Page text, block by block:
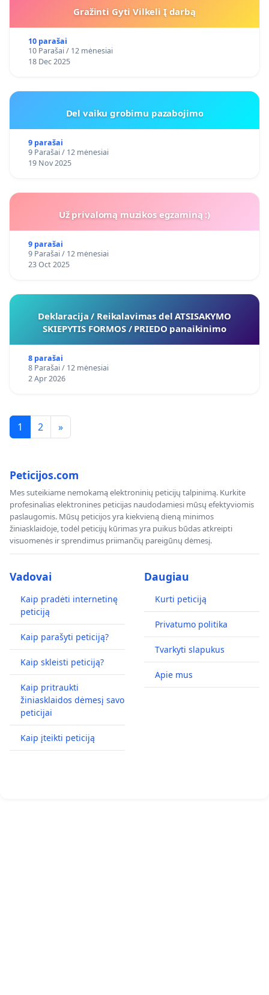
Gražinti Gyti Vilkeli Į darbą
10 parašai
10 Parašai / 12 mėnesiai
18 Dec 2025
Del vaiku grobimu pazabojimo
9 parašai
9 Parašai / 12 mėnesiai
19 Nov 2025
Už privalomą muzikos egzaminą :)
9 parašai
9 Parašai / 12 mėnesiai
23 Oct 2025
Deklaracija / Reikalavimas del ATSISAKYMO
SKIEPYTIS FORMOS / PRIEDO panaikinimo
8 parašai
8 Parašai / 12 mėnesiai
2 Apr 2026
1 2 »
Peticijos.com
Mes suteikiame nemokamą elektroninių peticijų talpinimą. Kurkite
profesinalias elektronines peticijas naudodamiesi mūsų efektyviomis
paslaugomis. Mūsų peticijos yra kiekvieną dieną minimos
žiniasklaidoje, todėl peticijų kūrimas yra puikus būdas atkreipti
visuomenės ir sprendimus priimančių pareigūnų dėmesį.
Vadovai
Kaip pradėti internetinę
peticiją
Kaip parašyti peticiją?
Kaip skleisti peticiją?
Kaip pritraukti
žiniasklaidos dėmesį savo
peticijai
Kaip įteikti peticiją
Daugiau
Kurti peticiją
Privatumo politika
Tvarkyti slapukus
Apie mus